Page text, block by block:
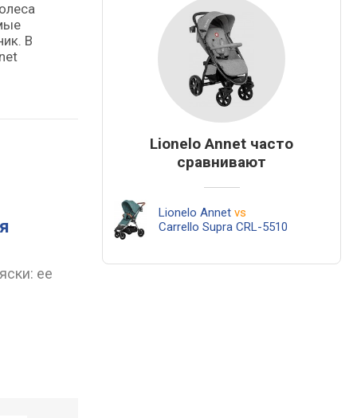
В
ее
Lionelo Annet часто
сравнивают
Lionelo Annet vs
Carrello Supra CRL-5510